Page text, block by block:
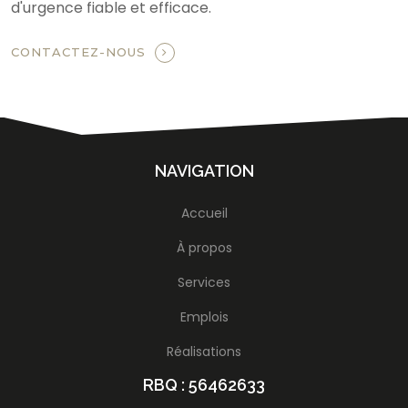
d'urgence fiable et efficace.
CONTACTEZ-NOUS
NAVIGATION
Accueil
À propos
Services
Emplois
Réalisations
RBQ : 56462633